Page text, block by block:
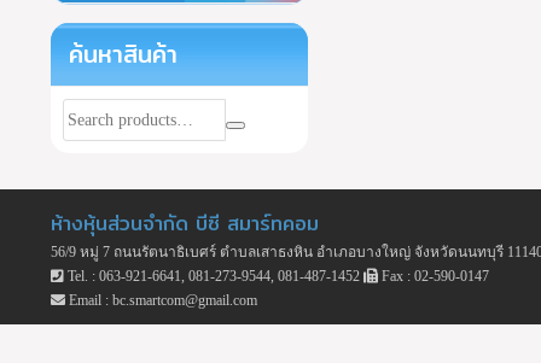
ค้นหาสินค้า
ห้างหุ้นส่วนจำกัด บีซี สมาร์ทคอม
56/9 หมู่ 7 ถนนรัตนาธิเบศร์ ตำบลเสาธงหิน อำเภอบางใหญ่ จังหวัดนนทบุรี
Tel. : 063-921-6641, 081-273-9544, 081-487-1452
Fax : 02-590-0147
Email : bc.smartcom@gmail.com